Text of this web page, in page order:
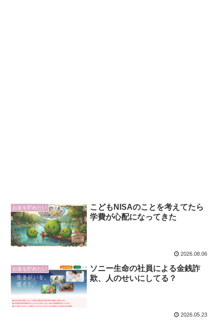
お金を貯めたい
こどもNISAのことを考えてたら
学費が心配になってきた
2026.08.06
お金を貯めたい
ソニー生命の社員による金銭詐
欺、人のせいにしてる？
2026.05.23